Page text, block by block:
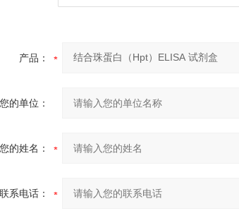
产品：
您的单位：
您的姓名：
联系电话：